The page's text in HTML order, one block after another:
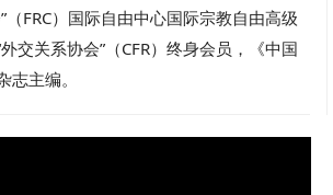
（FRC）国际自由中心国际宗教自由高级
交关系协会”（CFR）终身会员，《中国
主编。